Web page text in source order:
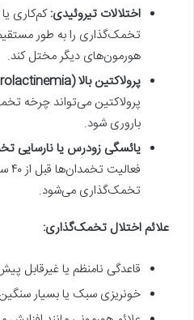
اختلالات تیروئیدی:کم‌کاری
تخمک‌گذاری را به طور مستقیم
هورمون‌های دیگر مختل کند.
پرولاکتین بالا (
پرولاکتین می‌تواند چرخه
باروری شود.
یائسگی زودرس یا نارسایی
تخمک‌گذاری می‌شود.
علائم اختلال تخمک‌گذاری:
قاعدگی نامنظم یا غیرقابل
خونریزی سبک یا بسیار سنگین